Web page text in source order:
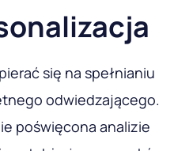
algorytmy
obrazu, słowa
atutem;
istocie